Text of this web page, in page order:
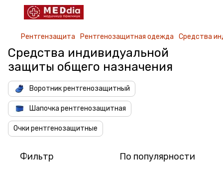
Рентгензащита Рентгенозащитная одежда Средства
Средства индивидуальной
защиты общего назначения
Воротник рентгенозащитный
Шапочка рентгенозащитная
Очки рентгенозащитные
Фильтр По популярности